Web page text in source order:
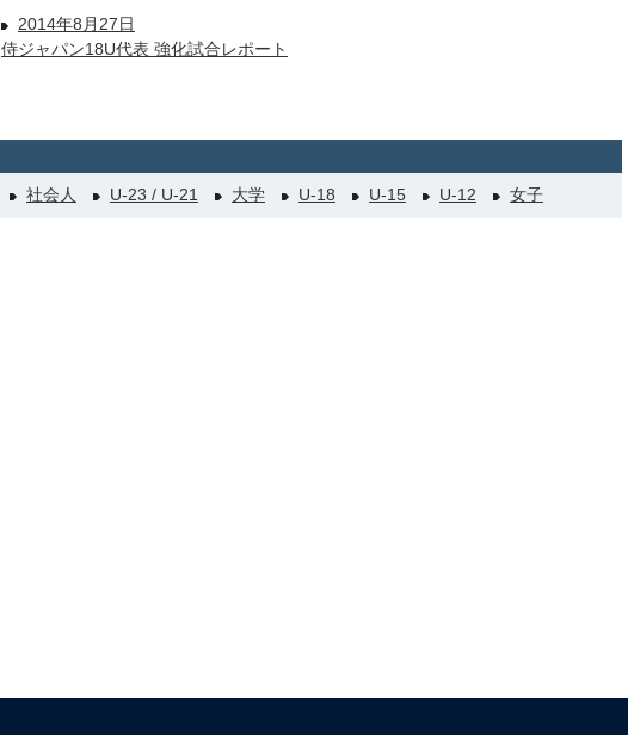
2014年8月27日
侍ジャパン18U代表 強化試合レポート
社会人 U-23 / U-21 大学 U-18 U-15 U-12 女子